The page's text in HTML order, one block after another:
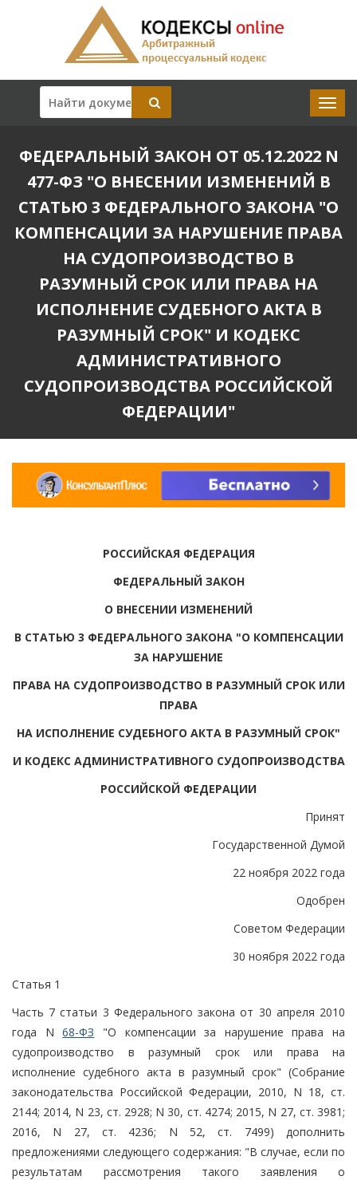
ФЕДЕРАЛЬНЫЙ ЗАКОН ОТ 05.12.2022 N
477-ФЗ "О ВНЕСЕНИИ ИЗМЕНЕНИЙ В
СТАТЬЮ 3 ФЕДЕРАЛЬНОГО ЗАКОНА "О
КОМПЕНСАЦИИ ЗА НАРУШЕНИЕ ПРАВА
НА СУДОПРОИЗВОДСТВО В
РАЗУМНЫЙ СРОК ИЛИ ПРАВА НА
ИСПОЛНЕНИЕ СУДЕБНОГО АКТА В
РАЗУМНЫЙ СРОК" И КОДЕКС
АДМИНИСТРАТИВНОГО
СУДОПРОИЗВОДСТВА РОССИЙСКОЙ
ФЕДЕРАЦИИ"
РОССИЙСКАЯ ФЕДЕРАЦИЯ
ФЕДЕРАЛЬНЫЙ ЗАКОН
О ВНЕСЕНИИ ИЗМЕНЕНИЙ
В СТАТЬЮ 3 ФЕДЕРАЛЬНОГО ЗАКОНА "О КОМПЕНСАЦИИ
ЗА НАРУШЕНИЕ
ПРАВА НА СУДОПРОИЗВОДСТВО В РАЗУМНЫЙ СРОК ИЛИ
ПРАВА
НА ИСПОЛНЕНИЕ СУДЕБНОГО АКТА В РАЗУМНЫЙ СРОК"
И КОДЕКС АДМИНИСТРАТИВНОГО СУДОПРОИЗВОДСТВА
РОССИЙСКОЙ ФЕДЕРАЦИИ
Принят
Государственной Думой
22 ноября 2022 года
Одобрен
Советом Федерации
30 ноября 2022 года
Статья 1
Часть 7 статьи 3 Федерального закона от 30 апреля 2010
года N68-ФЗ "О компенсации за нарушение права на
судопроизводство в разумный срок или права на
исполнение судебного акта в разумный срок" (Собрание
законодательства Российской Федерации, 2010, N 18, ст.
2144; 2014, N 23, ст. 2928; N 30, ст. 4274; 2015, N 27, ст. 3981;
2016, N 27, ст. 4236; N 52, ст. 7499) дополнить
предложениями следующего содержания: "В случае, если по
результатам рассмотрения такого заявления о